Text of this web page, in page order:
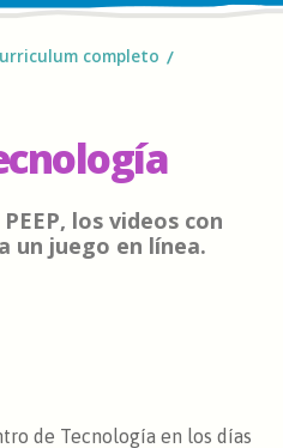
completo
los videos con
un juego en línea.
de Tecnología en los días